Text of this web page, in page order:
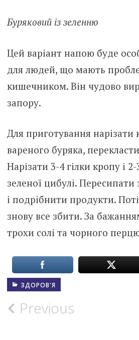
Буряковий із зеленню
Цей варіант напою буде
для людей, що мають
кишечником. Він чудово
запору.
Для приготування нарізати
вареного буряка,
Нарізати 3-4 гілки кропу і 2-
зеленої цибулі. Пересипати
і подрібнити продукти.
знову все збити. За
трохи солі та чорного
ЗДОРОВ'Я
Post
Previous